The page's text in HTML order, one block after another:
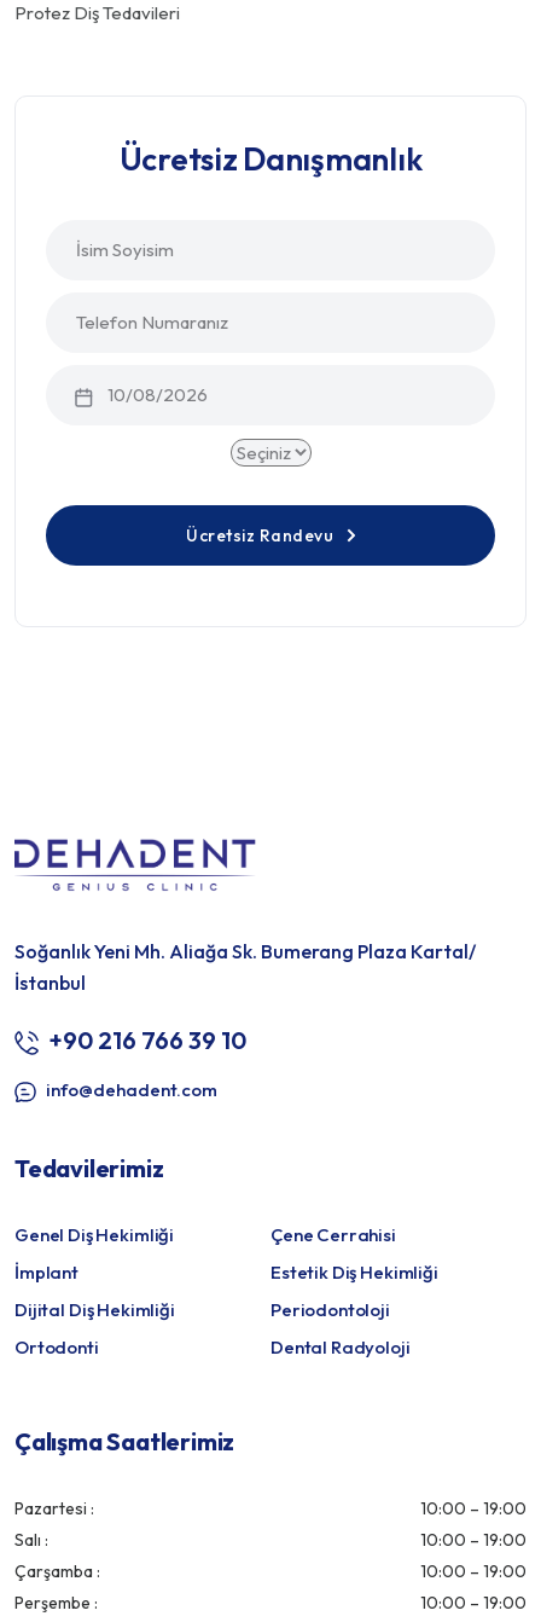
Protez Diş Tedavileri
Ücretsiz Danışmanlık
Ücretsiz Randevu
Soğanlık Yeni Mh. Aliağa Sk. Bumerang Plaza Kartal/
İstanbul
+90 216 766 39 10
info@dehadent.com
Tedavilerimiz
Genel Diş Hekimliği
Çene Cerrahisi
İmplant
Estetik Diş Hekimliği
Dijital Diş Hekimliği
Periodontoloji
Ortodonti
Dental Radyoloji
Çalışma Saatlerimiz
Pazartesi :
10:00 – 19:00
Salı :
10:00 – 19:00
Çarşamba :
10:00 – 19:00
Perşembe :
10:00 – 19:00